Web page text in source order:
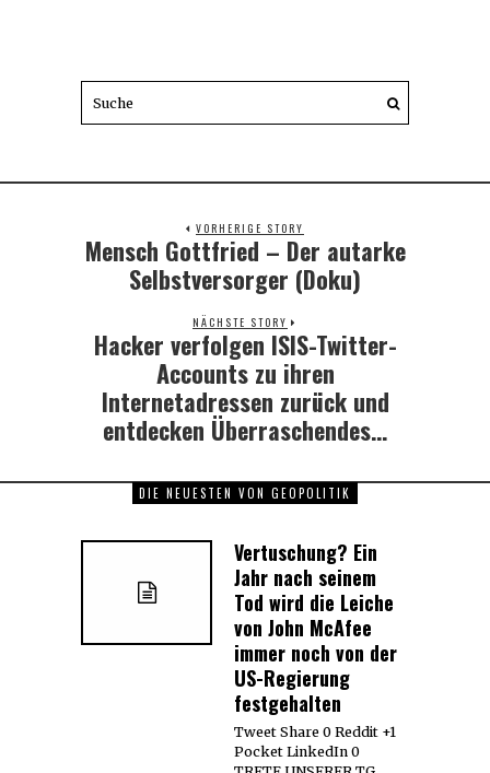
VORHERIGE STORY
Previous
post:
Mensch Gottfried – Der autarke
Selbstversorger (Doku)
NÄCHSTE STORY
Next
Hacker verfolgen ISIS-Twitter-
Accounts zu ihren
Internetadressen zurück und
entdecken Überraschendes…
DIE NEUESTEN VON GEOPOLITIK
Vertuschung? Ein
Jahr nach seinem
Tod wird die Leiche
von John McAfee
immer noch von der
US-Regierung
festgehalten
Tweet Share 0 Reddit +1
Pocket LinkedIn 0